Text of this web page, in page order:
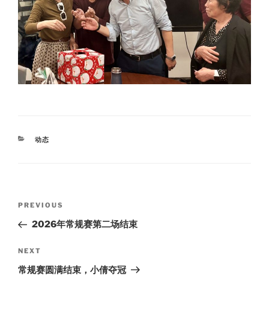
CATEGORIES
动态
Previous
Post
PREVIOUS
2026年常规赛第二场结束
Next
Post
NEXT
常规赛圆满结束，小倩夺冠